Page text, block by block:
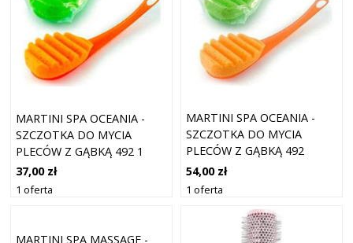
MARTINI SPA OCEANIA -
SZCZOTKA DO MYCIA
PLECÓW Z GĄBKĄ 492 1
SZTUKA
37,00 zł
1 oferta
MARTINI SPA OCEANIA -
SZCZOTKA DO MYCIA
PLECÓW Z GĄBKĄ 492
54,00 zł
1 oferta
MARTINI SPA MASSAGE -